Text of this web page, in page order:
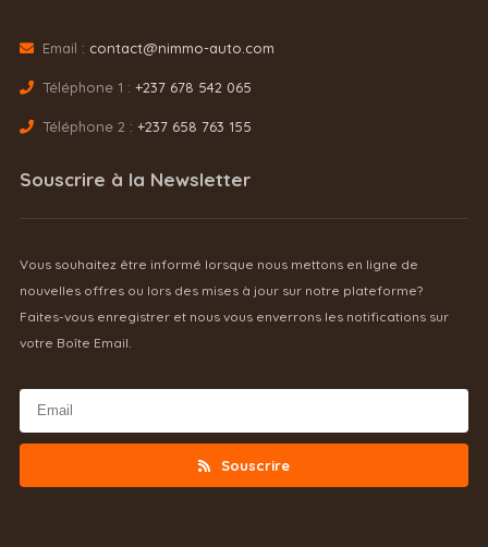
Email : contact@nimmo-auto.com
Téléphone 1 : +237 678 542 065
Téléphone 2 : +237 658 763 155
Souscrire à la Newsletter
Vous souhaitez être informé lorsque nous mettons en ligne de
nouvelles offres ou lors des mises à jour sur notre plateforme?
Faites-vous enregistrer et nous vous enverrons les notifications sur
votre Boîte Email.
Souscrire